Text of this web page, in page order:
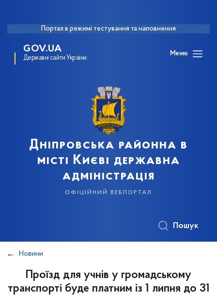
Портал в режимі тестування та наповнення
GOV.UA
Державні сайти України
Меню
Дніпровська районна в
місті Києві державна
адміністрація
офіційний вебпортал
Пошук
Новини
Проїзд для учнів у громадському
транспорті буде платним із 1 липня до 31